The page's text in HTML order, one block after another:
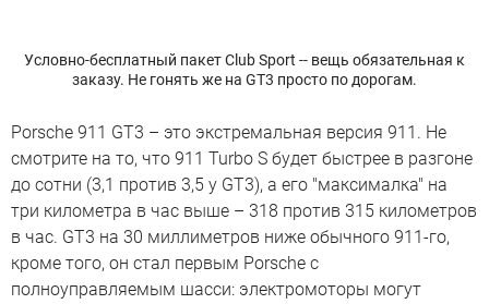
Условно-бесплатный пакет Club Sport -- вещь обязательная к
заказу. Не гонять же на GT3 просто по дорогам.
Porsche 911 GT3 – это экстремальная версия 911. Не
смотрите на то, что 911 Turbo S будет быстрее в разгоне
до сотни (3,1 против 3,5 у GT3), а его "максималка" на
три километра в час выше – 318 против 315 километров
в час. GT3 на 30 миллиметров ниже обычного 911-го,
кроме того, он стал первым Porsche с
полноуправляемым шасси: электромоторы могут